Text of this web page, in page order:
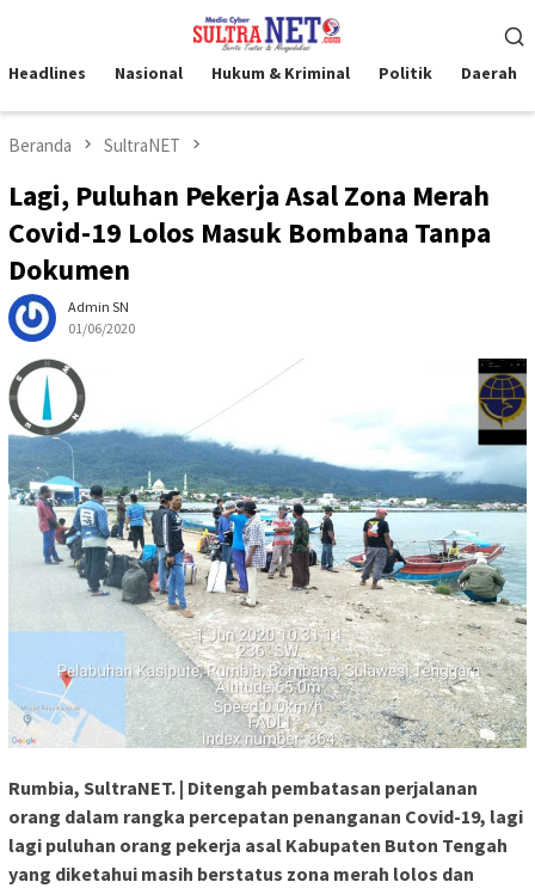
kontenMobile
Headlines Nasional Hukum & Kriminal Politik Daerah
Beranda SultraNET
Lagi, Puluhan Pekerja Asal Zona Merah
Covid-19 Lolos Masuk Bombana Tanpa
Dokumen
Admin SN
01/06/2020
Rumbia, SultraNET. | Ditengah pembatasan perjalanan
orang dalam rangka percepatan penanganan Covid-19, lagi
lagi puluhan orang pekerja asal Kabupaten Buton Tengah
yang diketahui masih berstatus zona merah lolos dan